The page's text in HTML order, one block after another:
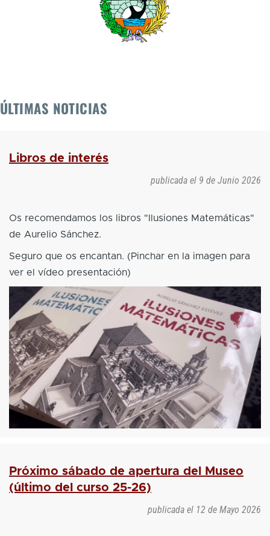
ÚLTIMAS NOTICIAS
Libros de interés
publicada el 9 de Junio 2026
Os recomendamos los libros "Ilusiones Matemáticas"
de Aurelio Sánchez.
Seguro que os encantan. (Pinchar en la imagen para
ver el vídeo presentación)
Próximo sábado de apertura del Museo
(último del curso 25-26)
publicada el 12 de Mayo 2026